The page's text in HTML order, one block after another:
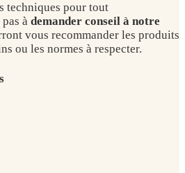
techniques pour tout
à demander conseil à notre
vous recommander les produits
ou les normes à respecter.